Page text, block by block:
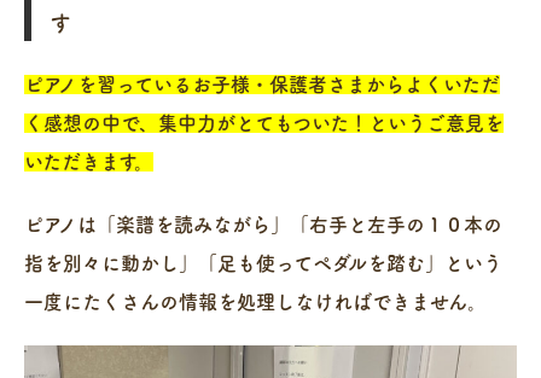
す
ピアノを習っているお子様・保護者さまからよくいただ
く感想の中で、集中力がとてもついた！というご意見を
いただきます。
ピアノは「楽譜を読みながら」「右手と左手の１０本の
指を別々に動かし」「足も使ってペダルを踏む」という
一度にたくさんの情報を処理しなければできません。